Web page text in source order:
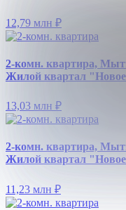
12,79 млн ₽
2-комн. квартира,
Жилой квартал
13,03 млн ₽
2-комн. квартира,
Жилой квартал
11,23 млн ₽